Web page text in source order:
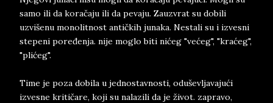
samo ili da koračaju ili da pevaju. Zauzvrat su dobili
uzvišenu monolitnost antičkih junaka. Nestali su i izvesni
stepeni poređenja. nije moglo biti nićeg "većeg", "kraćeg",
"plićeg".
Time je poza dobila u jednostavnosti, oduševljavajući
izvesne kritičare, koji su nalazili da je život. zapravo,